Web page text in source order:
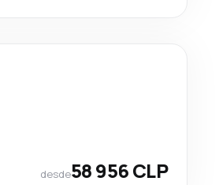
desde58 956 CLP